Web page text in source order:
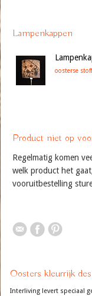
Lampenkappen
oosterse
Product niet op
Regelmatig komen
welk product het
vooruitbestelling
Oosters kleurrijk
Interliving levert speciaal